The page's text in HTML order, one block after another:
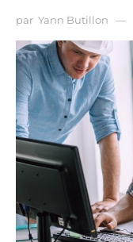
par Yann Butillon